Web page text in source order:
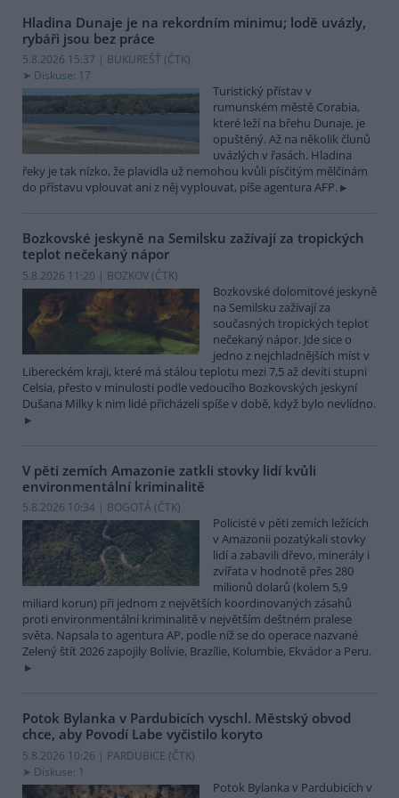
Hladina Dunaje je na rekordním minimu; lodě uvázly,
rybáři jsou bez práce
5.8.2026 15:37 | BUKUREŠŤ (ČTK)
Diskuse: 17
Turistický přístav v
rumunském městě Corabia,
které leží na břehu Dunaje, je
opuštěný. Až na několik člunů
uvázlých v řasách. Hladina
řeky je tak nízko, že plavidla už nemohou kvůli písčitým mělčinám
do přístavu vplouvat ani z něj vyplouvat, píše agentura AFP.
Bozkovské jeskyně na Semilsku zažívají za tropických
teplot nečekaný nápor
5.8.2026 11:20 | BOZKOV (ČTK)
Bozkovské dolomitové jeskyně
na Semilsku zažívají za
současných tropických teplot
nečekaný nápor. Jde sice o
jedno z nejchladnějších míst v
Libereckém kraji, které má stálou teplotu mezi 7,5 až devíti stupni
Celsia, přesto v minulosti podle vedoucího Bozkovských jeskyní
Dušana Milky k nim lidé přicházeli spíše v době, když bylo nevlídno.
V pěti zemích Amazonie zatkli stovky lidí kvůli
environmentální kriminalitě
5.8.2026 10:34 | BOGOTÁ (ČTK)
Policisté v pěti zemích ležících
v Amazonii pozatýkali stovky
lidí a zabavili dřevo, minerály i
zvířata v hodnotě přes 280
milionů dolarů (kolem 5,9
miliard korun) při jednom z největších koordinovaných zásahů
proti environmentální kriminalitě v největším deštném pralese
světa. Napsala to agentura AP, podle níž se do operace nazvané
Zelený štít 2026 zapojily Bolívie, Brazílie, Kolumbie, Ekvádor a Peru.
Potok Bylanka v Pardubicích vyschl. Městský obvod
chce, aby Povodí Labe vyčistilo koryto
5.8.2026 10:26 | PARDUBICE (ČTK)
Diskuse: 1
Potok Bylanka v Pardubicích v